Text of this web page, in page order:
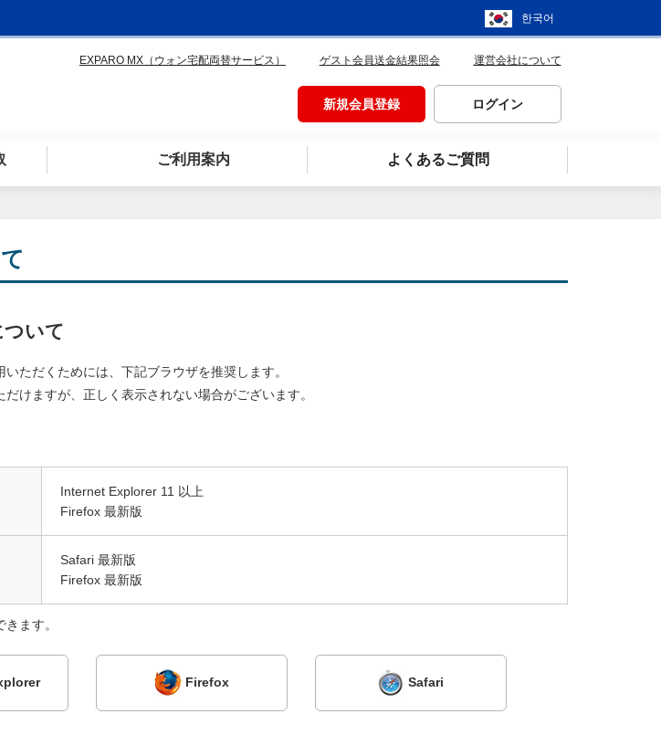
한국어
EXPARO MX（ウォン宅配両替サービス） ゲスト会員送金結果照会 運営会社について
新規会員登録 ログイン
ご利用案内 よくあるご質問
いて
ただくためには、下記ブラウザを推奨します。
けますが、正しく表示されない場合がございます。
Internet Explorer 11 以上
Firefox 最新版
Safari 最新版
Firefox 最新版
ます。
Firefox Safari